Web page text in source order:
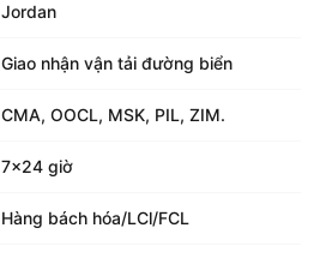
Jordan
Giao nhận vận tải đường biển
CMA, OOCL, MSK, PIL, ZIM.
7x24 giờ
Hàng bách hóa/LCl/FCL